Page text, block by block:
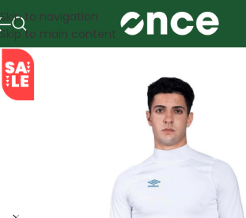
Skip to navigation
Skip to main content
SALE